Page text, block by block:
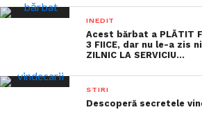
INEDIT
Acest bărbat a PLĂTIT
3 FIICE, dar nu le-a zis
ZILNIC LA SERVICIU…
STIRI
Descoperă secretele